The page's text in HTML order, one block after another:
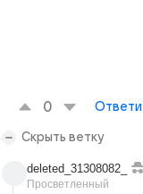
0
Скрыть ветку
deleted_31308082_
Просветленный